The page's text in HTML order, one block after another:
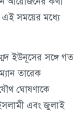
সময়ের মধ্যে
ইউনূসের সঙ্গে গত
তারেক
ঘোষণাকে
এবং জুলাই